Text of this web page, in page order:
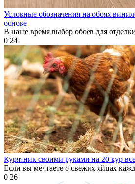
Условные обозначения на обоях
основе
В наше время выбор обоев для отделки
0 24
Курятник своими руками на 20 кур
Если вы мечтаете о свежих яйцах
0 26